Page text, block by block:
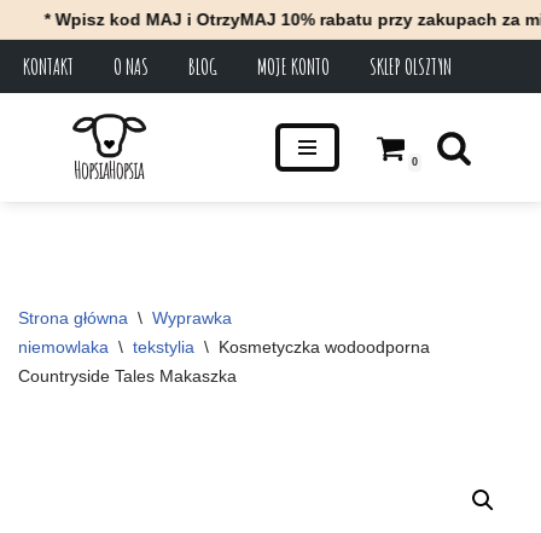
* Wpisz kod MAJ i OtrzyMAJ 10% rabatu przy zakupach za
KONTAKT O NAS BLOG MOJE KONTO SKLEP OLSZTYN
0
Strona główna \ Wyprawka
niemowlaka \ tekstylia \ Kosmetyczka wodoodporna
Countryside Tales Makaszka